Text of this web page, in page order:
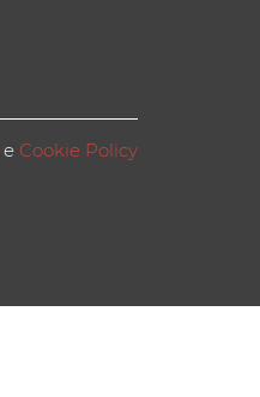
e Cookie Policy